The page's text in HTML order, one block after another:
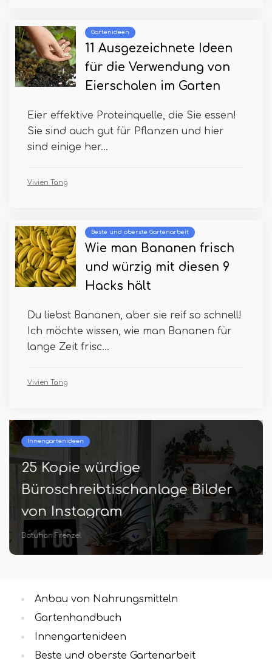
Gartenideen
11 Ausgezeichnete Ideen
für die Verwendung von
Eierschalen im Garten
Eier effektive Proteinquelle, die Sie essen!
Sie sind auch gut für Pflanzen und hier
sind einige her...
Vivien Tang
Beste und oberste Gartenarbeit
Wie man Bananen frisch
und würzig mit diesen 9
Hacks hält
Du liebst Bananen, aber sie reif so schnell!
Ich möchte wissen, wie man Bananen für
lange Zeit frisc...
Vivien Tang
Innengartenideen
25 Kopie würdige
Büroschreibtischanlage Bilder
von Instagram
Batuhan Frenzel
Anbau von Nahrungsmitteln
Gartenhandbuch
Innengartenideen
Beste und oberste Gartenarbeit